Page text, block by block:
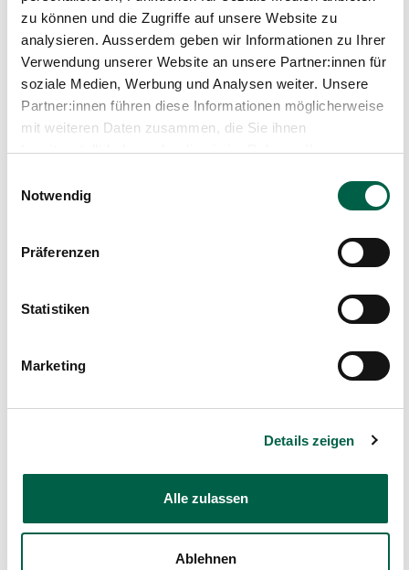
zu können und die Zugriffe auf unsere Website zu
analysieren. Ausserdem geben wir Informationen zu Ihrer
Verwendung unserer Website an unsere Partner:innen für
soziale Medien, Werbung und Analysen weiter. Unsere
Partner:innen führen diese Informationen möglicherweise
mit weiteren Daten zusammen, die Sie ihnen
bereitgestellt haben oder die sie im Rahmen Ihrer
Notwendig
Präferenzen
Statistiken
Marketing
Details zeigen
Alle zulassen
Ablehnen
Haben Sie Fragen zur
Zögern Sie nicht, uns zu kontaktieren – unsere
Permanence stehen Ihnen gerne zur Seite.
12.00 – 20.00 Uhr